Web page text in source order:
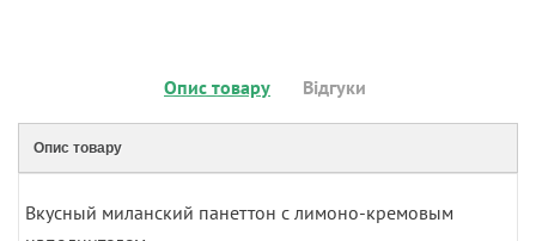
Опис товару Відгуки
Опис товару
Вкусный миланский панеттон с лимоно-кремовым